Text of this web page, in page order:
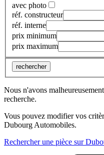
avec photo
réf. constructeur
réf. interne
prix minimum
prix maximum
rechercher
Nous n'avons
recherche.
Vous pouvez modifier vos
Dubourg Automobiles.
Rechercher une pièce sur